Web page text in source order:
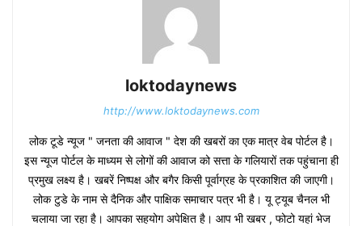
loktodaynews
http://www.loktodaynews.com
लोक टूडे न्यूज " जनता की आवाज " देश की खबरों का एक मात्र वेब पोर्टल है।
इस न्यूज पोर्टल के माध्यम से लोगों की आवाज को सत्ता के गलियारों तक पहुंचाना ही
प्रमुख लक्ष्य है। खबरें निष्पक्ष और बगैर किसी पूर्वाग्रह के प्रकाशित की जाएगी।
लोक टुडे के नाम से दैनिक और पाक्षिक समाचार पत्र भी है। यू ट्यूब चैनल भी
चलाया जा रहा है। आपका सहयोग अपेक्षित है। आप भी खबर , फोटो यहां भेज